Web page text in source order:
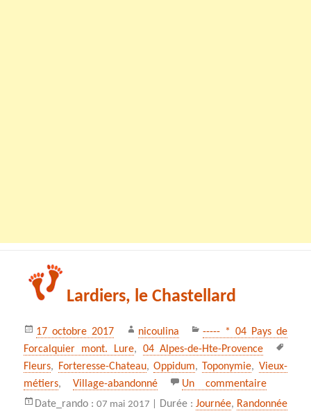
Lardiers, le Chastellard
Publié
le
17 octobre 2017 Auteur
nicoulina Catégories
----- * 04 Pays de
Forcalquier mont. Lure, 04 Alpes-de-Hte-Provence
Fleurs, Forteresse-Chateau,Oppidum, Toponymie, Vieux-
métiers,Village-abandonné Un commentaire
Date_rando :07 mai 2017 | Durée : Journée, Randonnée